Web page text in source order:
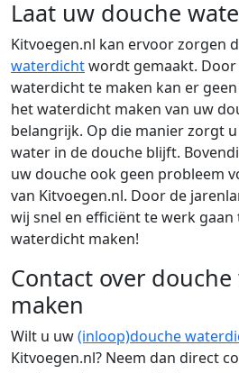
Laat uw douche
Kitvoegen.nl kan ervoor zorgen
waterdichtwordt gemaakt.
waterdicht te maken kan er
het waterdicht maken van uw
belangrijk. Op die manier zorgt
water in de douche blijft.
uw douche ook geen probleem
van Kitvoegen.nl. Door de
wij snel en efficiënt te werk
waterdicht maken!
Contact over
maken
Wilt u uw(inloop)douche
Kitvoegen.nl? Neem dan direct